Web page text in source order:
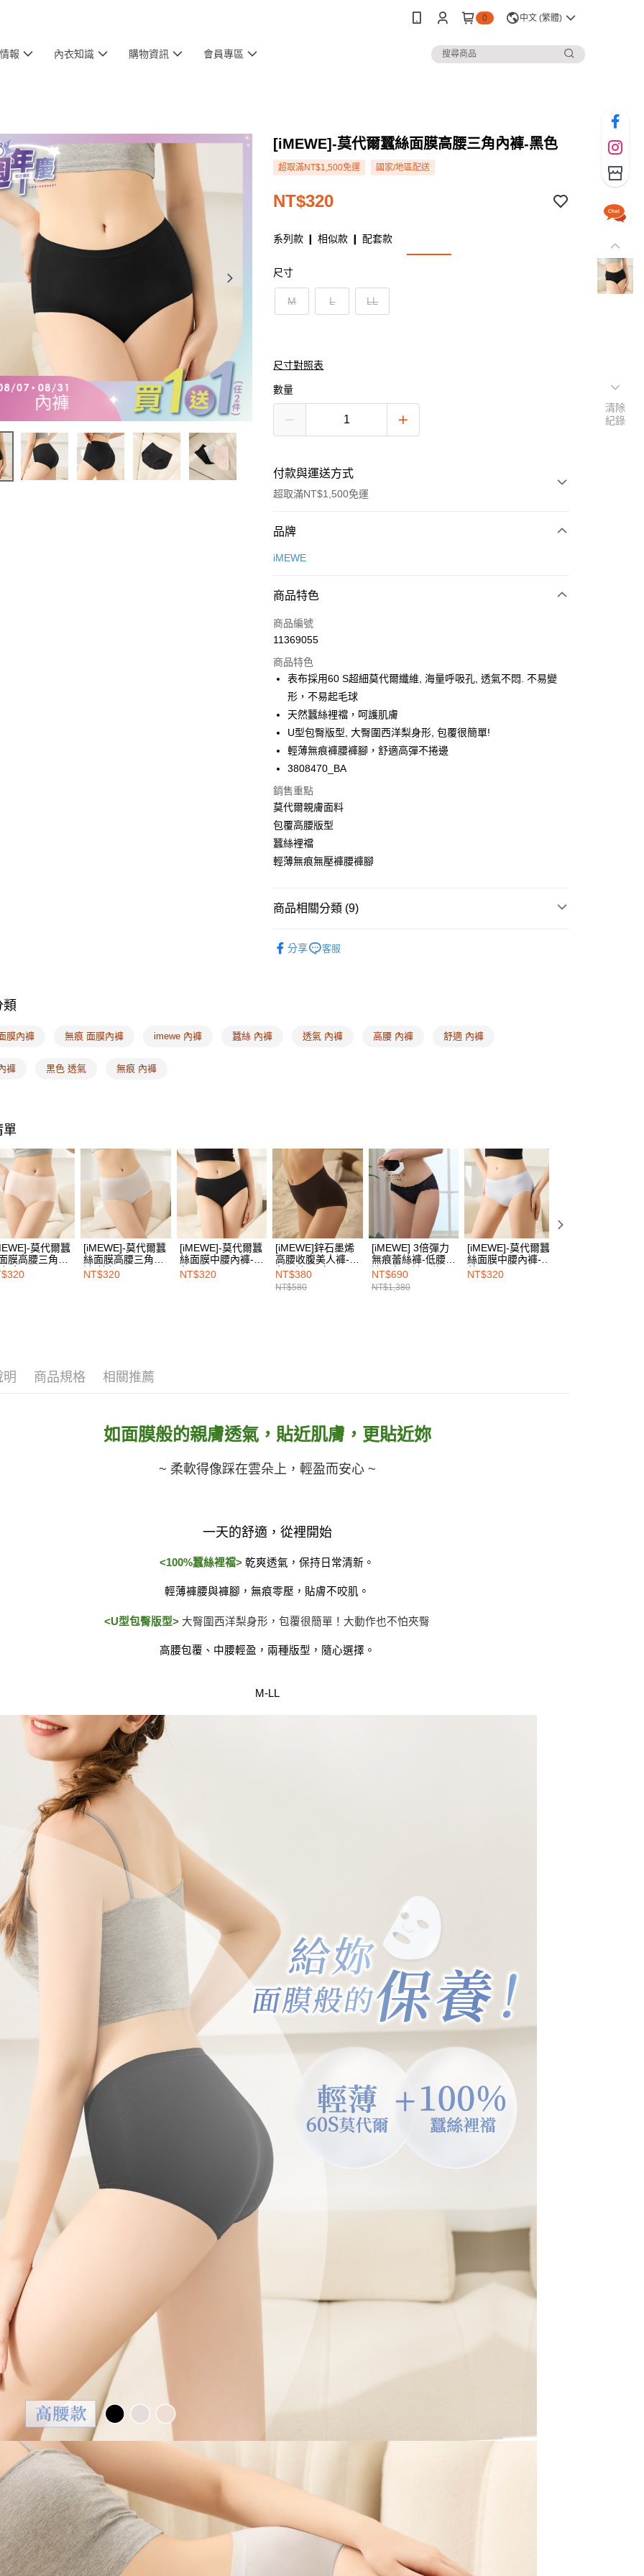
0 中文 (繁體)
報 內衣知識 購物資訊 會員專區
[iMEWE]-莫代爾蠶絲面膜高腰三角內褲-黑色
超取滿NT$1,500免運 國家/地區配送
NT$320
系列款 ❙ 相似款 ❙ 配套款
尺寸
M L LL
尺寸對照表
數量
付款與運送方式
超取滿NT$1,500免運
付款方式
信用卡一次付款
Apple Pay
悠遊付
Google Pay
全支付
全盈+PAY
AFTEE先享後付
相關說明
【關於「AFTEE先享後付」】
AFTEE先享後付是「在收到商品之後才付款」的支付方式。 讓您購物簡單
便利好安心！
１．簡單：不需註冊會員、不需綁卡、不需儲值。
３．安心：先確認商品／服務後，再付款。
１．於結帳方式選擇「AFTEE先享後付」後，將跳轉至「AFTEE先享後
付」結帳頁面，進行簡訊認證並確認金額後，即可完成結帳。
３．收到繳費通知簡訊後14天內，點擊此簡訊中的連結，可透過四大超商
／ATM／網路銀行／等多元方式進行付款，方視為交易完成。
付客戶支援中心」
https://netprotections.freshdesk.com/support/home
「AFTEE先享後付」，若未經同意申辦者引起之損失，本公司不負相關責
任。
４．使用「AFTEE先享後付」時，將依據個別帳號之用戶狀況，依本公司
即時審查核予不同之上限額度；若仍有額度不足之情形，本公司將視審查
結果請求用戶進行身份認證。
５．嚴禁一人註冊多個帳號或使用他人資訊註冊。若發現惡意使用之情
形，恩沛科技股份有限公司將有權停止該用戶之使用額度並採取法律行
動。
ATM付款
運送方式
每筆NT$100，滿NT$1,500(含以上)免運費
每筆NT$100，滿NT$1,500(含以上)免運費
每筆NT$100，滿NT$1,500(含以上)免運費
品牌
iMEWE
商品特色
商品編號
11369055
商品特色
表布採用60 S超細莫代爾纖維, 海量呼吸孔, 透氣不悶. 不易變
形，不易起毛球
天然蠶絲裡襠，呵護肌膚
U型包臀版型, 大臀圍西洋梨身形, 包覆很簡單!
輕薄無痕褲腰褲腳，舒適高彈不捲邊
3808470_BA
銷售重點
莫代爾親膚面料
包覆高腰版型
蠶絲裡襠
輕薄無痕無壓褲腰褲腳
商品相關分類 (9)
🔎材質搜尋 天絲™TENCEL
分享 客服
類
膜內褲 無痕 面膜內褲 imewe 內褲 蠶絲 內褲 透氣 內褲 高腰 內褲 舒適 內褲
褲 黑色 透氣 無痕 內褲
單
莫代爾蠶
膜高腰三角內
色
[iMEWE]-莫代爾蠶
絲面膜高腰三角內
褲-鉑灰
NT$320
[iMEWE]-莫代爾蠶
絲面膜中腰內褲-黑
色
NT$320
[iMEWE]鋅石墨烯
高腰收腹美人褲-三
角內褲-顯瘦黑
NT$380
NT$580
[iMEWE] 3倍彈力
無痕蕾絲褲-低腰窄
邊三角內褲(2件
組)-黑白經典
NT$690
NT$1,380
[iMEWE]-莫代爾蠶
絲面膜中腰內褲-淺
藍
NT$320
明 商品規格 相關推薦
如面膜般的親膚透氣，貼近肌膚，更貼近妳
~ 柔軟得像踩在雲朵上，輕盈而安心 ~
一天的舒適，從裡開始
<100%蠶絲裡襠> 乾爽透氣，保持日常清新。
輕薄褲腰與褲腳，無痕零壓，貼膚不咬肌。
<U型包臀版型> 大臀圍西洋梨身形，包覆很簡單！大動作也不怕夾臀
高腰包覆 、 中腰輕盈，兩種版型，隨心選擇。
M-LL
清除
紀錄